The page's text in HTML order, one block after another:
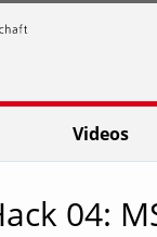
Videos
04: